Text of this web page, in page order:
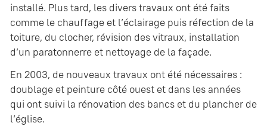
installé. Plus tard, les divers travaux ont été faits
comme le chauffage et l’éclairage puis réfection de la
toiture, du clocher, révision des vitraux, installation
d’un paratonnerre et nettoyage de la façade.
En 2003, de nouveaux travaux ont été nécessaires :
doublage et peinture côté ouest et dans les années
qui ont suivi la rénovation des bancs et du plancher de
l’église.